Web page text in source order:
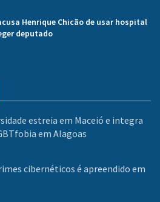
Henrique Chicão de usar hospital
deputado
estreia em Maceió e integra
em Alagoas
cibernéticos é apreendido em